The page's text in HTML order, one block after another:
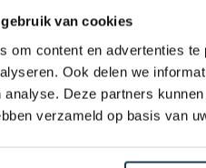
van cookies
om content en advertenties
Ook delen we
analyse. Deze partners
verzameld op basis van